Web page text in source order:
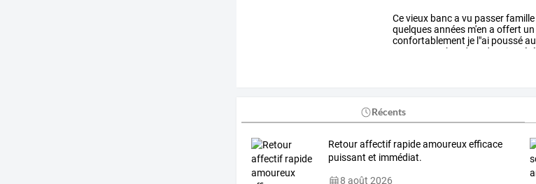
Cevieux banca vu passerfamille
quelquesannées m'en a offert un
confortablement je l"ai pousséau
boudent depuis été,
Récents
Retour affectif rapide amoureux efficace
puissant et immédiat.
8 août 2026